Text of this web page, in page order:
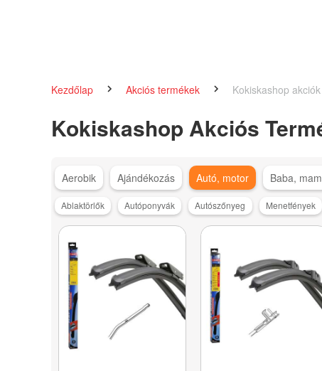
Kezdőlap Akciós termékek Kokiskashop akciók
Kokiskashop Akciós
Aerobik Ajándékozás Autó, motor Baba,
Ablaktörlők Autóponyvák Autószőnyeg Menetfények